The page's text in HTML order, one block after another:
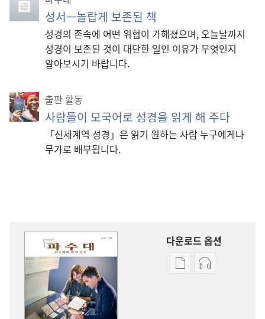
성서—놀랍게 보존된 책
성경의 존속에 어떤 위협이 가해졌으며, 오늘날까지
성경이 보존된 것이 대단한 일인 이유가 무엇인지
알아보시기 바랍니다.
출판 활동
사람들이 모국어로 성경을 읽게 해 주다
「신세계역 성경」은 읽기 원하는 사람 누구에게나
무가로 배부됩니다.
다운로드 옵션
출판물오디오